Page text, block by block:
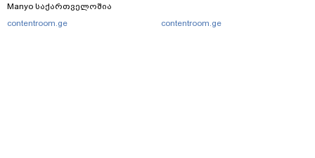
Manyo საქართველოშია
contentroom.ge
contentroom.ge